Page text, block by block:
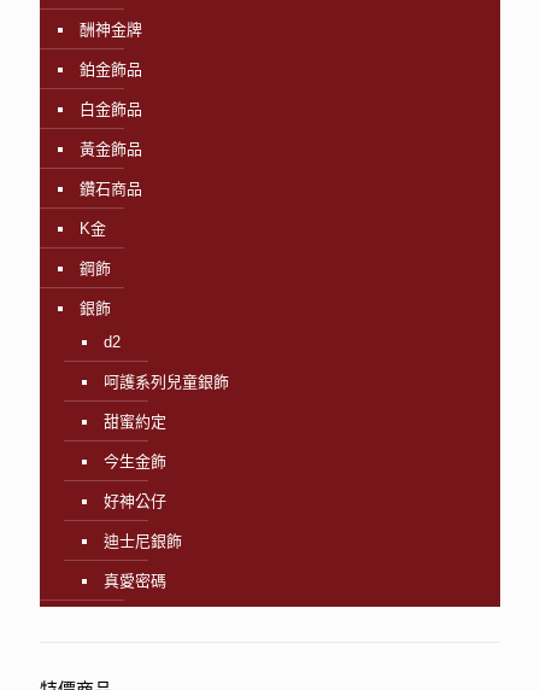
酬神金牌
鉑金飾品
白金飾品
黃金飾品
鑽石商品
K金
鋼飾
銀飾
d2
呵護系列兒童銀飾
甜蜜約定
今生金飾
好神公仔
迪士尼銀飾
真愛密碼